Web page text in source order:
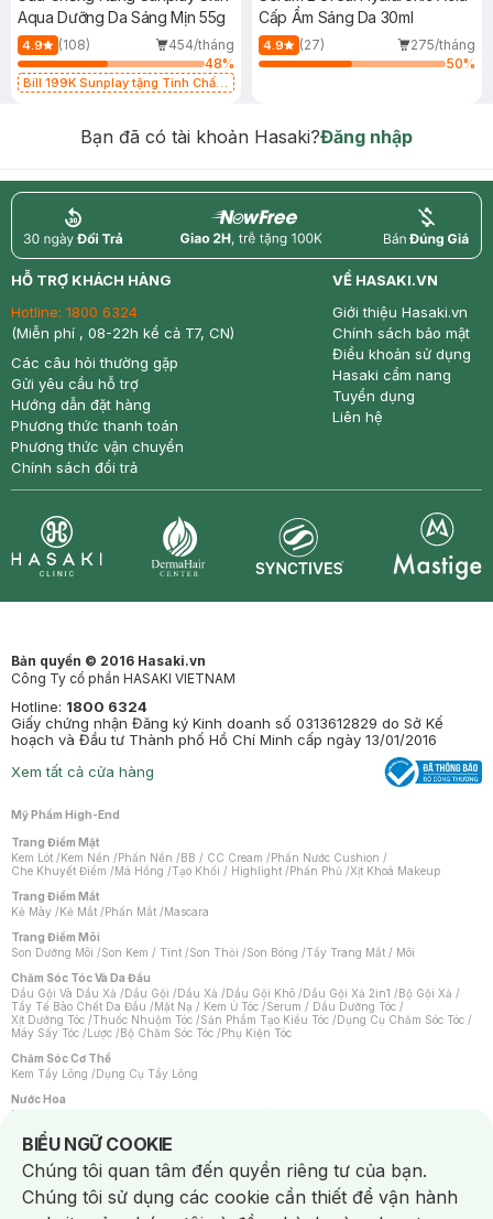
Aqua Dưỡng Da Sáng Mịn 55g
4.9 (108)
454/tháng
48%
Bill 199K Sunplay tặng Tinh Chất
Cấp Ẩm Sáng Da 30ml
4.9 (27)
275/tháng
50%
Bạn đã có tài khoản Hasaki?Đăng nhập
return nowfree price
HỖ TRỢ KHÁCH HÀNG
Hotline: 1800 6324
(Miễn phí , 08-22h kể cả T7, CN)
Các câu hỏi thường gặp
Gửi yêu cầu hỗ trợ
Hướng dẫn đặt hàng
Phương thức thanh toán
Phương thức vận chuyển
Chính sách đổi trả
VỀ HASAKI.VN
Giới thiệu Hasaki.vn
Chính sách bảo mật
Điều khoản sử dụng
Hasaki cẩm nang
Tuyển dụng
Liên hệ
Bản quyền © 2016 Hasaki.vn
Công Ty cổ phần HASAKI VIETNAM
Hotline: 1800 6324
Giấy chứng nhận Đăng ký Kinh doanh số 0313612829 do Sở Kế
hoạch và Đầu tư Thành phố Hồ Chí Minh cấp ngày 13/01/2016
Xem tất cả cửa hàng
Mỹ Phẩm High-End
Trang Điểm Mặt
Kem Lót /Kem Nền /Phấn Nền /BB / CC Cream /Phấn Nước Cushion /
Che Khuyết Điểm /Má Hồng /Tạo Khối / Highlight /Phấn Phủ /Xịt Khoá Makeup
Trang Điểm Mắt
Kẻ Mày /Kẻ Mắt /Phấn Mắt /Mascara
Trang Điểm Môi
Son Dưỡng Môi /Son Kem / Tint /Son Thỏi /Son Bóng /Tẩy Trang Mắt / Môi
Chăm Sóc Tóc Và Da Đầu
Dầu Gội Và Dầu Xả /Dầu Gội /Dầu Xả /Dầu Gội Khô /Dầu Gội Xả 2in1 /Bộ Gội Xả /
Tẩy Tế Bào Chết Da Đầu /Mặt Nạ / Kem Ủ Tóc /Serum / Dầu Dưỡng Tóc /
Xịt Dưỡng Tóc /Thuốc Nhuộm Tóc /Sản Phẩm Tạo Kiểu Tóc /Dụng Cụ Chăm Sóc Tóc /
Máy Sấy Tóc /Lược /Bộ Chăm Sóc Tóc /Phụ Kiện Tóc
Chăm Sóc Cơ Thể
Kem Tẩy Lông /Dụng Cụ Tẩy Lông
Nước Hoa
Nước Hoa Nữ
Chăm Sóc Cá Nhân
Chống Muỗi /Khẩu Trang /Máy Massage/Mặt Nạ Xông Hơi /Nước Rửa Tay/
Sản Phẩm Chăm Sóc Khác /Bàn Chải Đánh Răng /Bàn Chải Điện/
Hỗ Trợ Trắng Răng/Kem Đánh Răng /Máy Tăm Nước/ Nước Súc Miệng/
Tăm / Chỉ Nha Khoa/ Xịt Thơm Miệng / Dung Dịch Vệ Sinh/Dưỡng Vùng Kín/
BIỂU NGỮ COOKIE
Notice about cookies usage
Chúng tôi quan tâm đến quyền riêng tư của bạn.
Chúng tôi sử dụng các cookie cần thiết để vận hành